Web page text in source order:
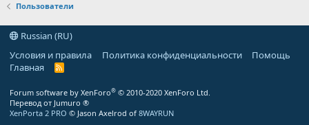
Пользователи
Russian (RU)
Условия и правила
Политика конфиденциальности
Помощь
Главная
R
Forum software by XenForo® © 2010-2020 XenForo Ltd.
Перевод от Jumuro ®
XenPorta 2 PRO © Jason Axelrod of 8WAYRUN